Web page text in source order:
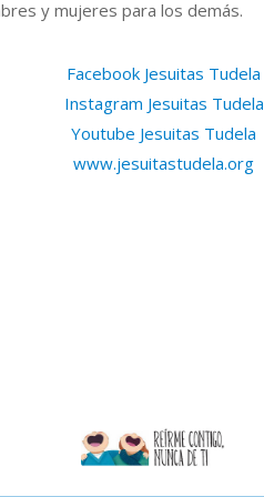
y mujeres para los demás.
Facebook Jesuitas Tudela
Instagram Jesuitas Tudela
Youtube Jesuitas Tudela
www.jesuitastudela.org